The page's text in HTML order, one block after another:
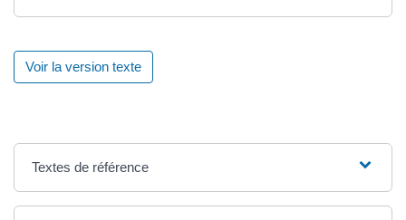
Voir la version texte
Textes de référence